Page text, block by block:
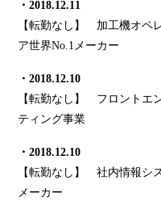
・2018.12.11
【転勤なし】 加工機オ
ア世界No.1メーカー
・2018.12.10
【転勤なし】 フロント
ティング事業
・2018.12.10
【転勤なし】 社内情報
メーカー